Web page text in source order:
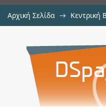
Αρχική Σελίδα → Κεντρική
A verification